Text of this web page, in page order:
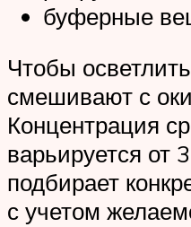
буферные
Чтобы
смешивают с
Концентрация
варьируется от
подбирает
с учетом